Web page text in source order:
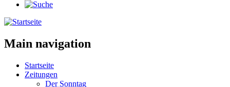
Main navigation
Startseite
Zeitungen
Der Sonntag